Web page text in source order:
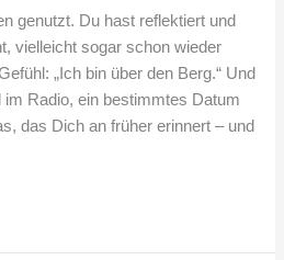
genutzt. Du hast reflektiert und
vielleicht sogar schon wieder
„Ich bin über den Berg.“ Und
Radio, ein bestimmtes Datum
das Dich an früher erinnert – und